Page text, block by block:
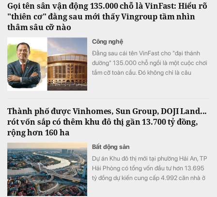
Gọi tên sân vận động 135.000 chỗ là VinFast: Hiểu rõ
"thiên cơ" đằng sau mới thấy Vingroup tầm nhìn
thâm sâu cỡ nào
Công nghệ
Đằng sau cái tên VinFast cho "đại thánh
đường" 135.000 chỗ ngồi là một cuộc chơi
tầm cỡ toàn cầu. Đó không chỉ là câu
Thành phố được Vinhomes, Sun Group, DOJI Land...
rót vốn sắp có thêm khu đô thị gần 13.700 tỷ đồng,
rộng hơn 160 ha
Bất động sản
Dự án Khu đô thị mới tại phường Hải An, TP
Hải Phòng có tổng vốn đầu tư hơn 13.695
tỷ đồng dự kiến cung cấp 4.992 căn nhà ở